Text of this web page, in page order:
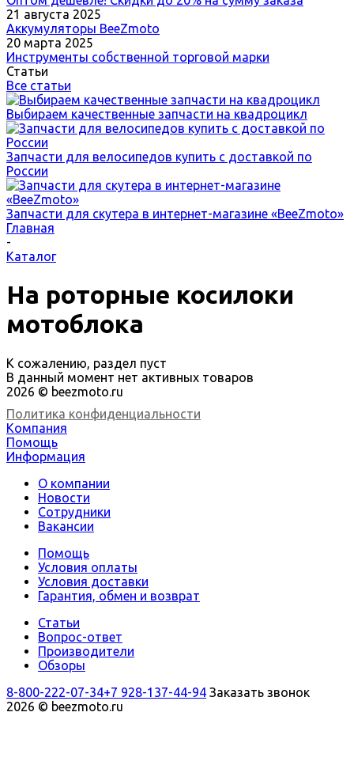
21 августа 2025
Аккумуляторы BeeZmoto
20 марта 2025
Инструменты собственной торговой марки
Статьи
Все статьи
Выбираем качественные запчасти на квадроцикл
Запчасти для велосипедов купить с доставкой по
России
Запчасти для скутера в интернет-магазине «BeeZmoto»
Главная
-
Каталог
На роторные косилоки
мотоблока
К сожалению, раздел пуст
В данный момент нет активных товаров
2026 © beezmoto.ru
Политика конфиденциальности
Компания
Помощь
Информация
О компании
Новости
Сотрудники
Вакансии
Помощь
Условия оплаты
Условия доставки
Гарантия, обмен и возврат
Статьи
Вопрос-ответ
Производители
Обзоры
8-800-222-07-34+7 928-137-44-94 Заказать звонок
2026 © beezmoto.ru